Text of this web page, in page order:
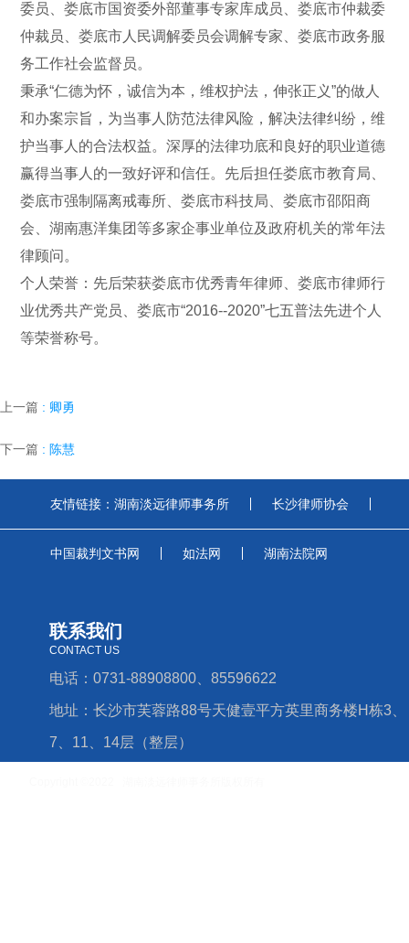
委员、娄底市国资委外部董事专家库成员、娄底市仲裁委
仲裁员、娄底市人民调解委员会调解专家、娄底市政务服
务工作社会监督员。
秉承“仁德为怀，诚信为本，维权护法，伸张正义”的做人
和办案宗旨，为当事人防范法律风险，解决法律纠纷，维
护当事人的合法权益。深厚的法律功底和良好的职业道德
赢得当事人的一致好评和信任。先后担任娄底市教育局、
娄底市强制隔离戒毒所、娄底市科技局、娄底市邵阳商
会、湖南惠洋集团等多家企事业单位及政府机关的常年法
律顾问。
个人荣誉：先后荣获娄底市优秀青年律师、娄底市律师行
业优秀共产党员、娄底市“2016--2020”七五普法先进个人
等荣誉称号。
上一篇 : 卿勇
下一篇 : 陈慧
友情链接： 湖南淡远律师事务所 长沙律师协会
中国裁判文书网 如法网 湖南法院网
联系我们
CONTACT US
电话：0731-88908800、85596622
地址：长沙市芙蓉路88号天健壹平方英里商务楼H栋3、
7、11、14层（整层）